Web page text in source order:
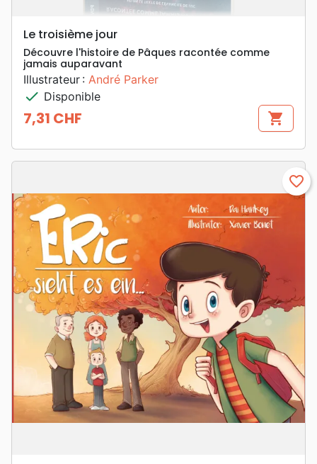
Le troisième jour
Découvre l'histoire de Pâques racontée comme
jamais auparavant
Illustrateur : André Parker
check Disponible
Prix
7,31 CHF shopping_cart
favorite_border